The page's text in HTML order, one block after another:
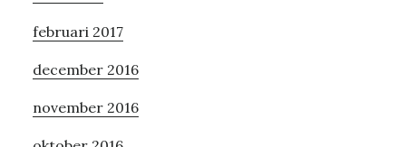
februari 2017
december 2016
november 2016